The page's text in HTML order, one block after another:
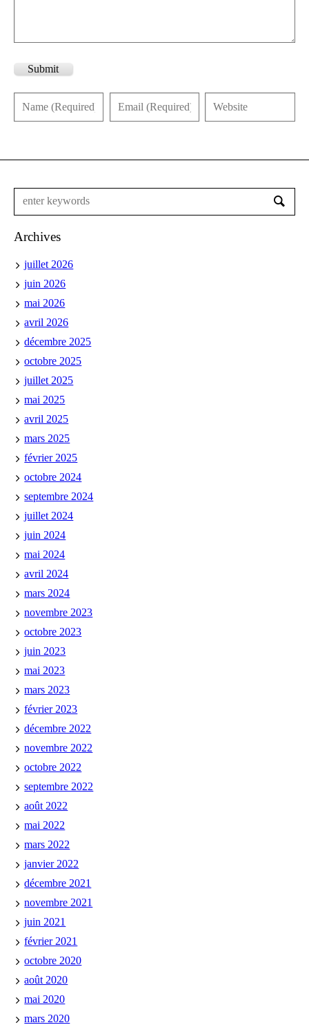
Submit
Archives
juillet 2026
juin 2026
mai 2026
avril 2026
décembre 2025
octobre 2025
juillet 2025
mai 2025
avril 2025
mars 2025
février 2025
octobre 2024
septembre 2024
juillet 2024
juin 2024
mai 2024
avril 2024
mars 2024
novembre 2023
octobre 2023
juin 2023
mai 2023
mars 2023
février 2023
décembre 2022
novembre 2022
octobre 2022
septembre 2022
août 2022
mai 2022
mars 2022
janvier 2022
décembre 2021
novembre 2021
juin 2021
février 2021
octobre 2020
août 2020
mai 2020
mars 2020